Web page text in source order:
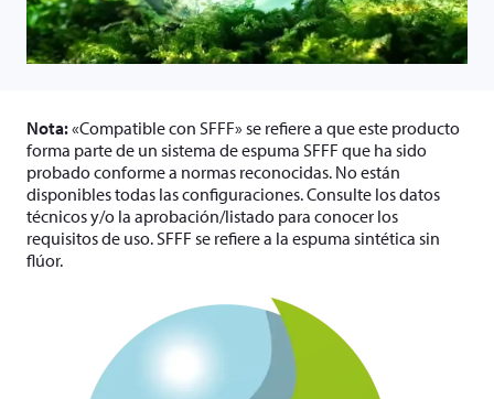
Nota:«Compatible con SFFF» se refiere a que este producto
forma parte de un sistema de espuma SFFF que ha sido
probado conforme a normas reconocidas. No están
disponibles todas las configuraciones. Consulte los datos
técnicos y/o la aprobación/listado para conocer los
requisitos de uso. SFFF se refiere a la espuma sintética sin
flúor.